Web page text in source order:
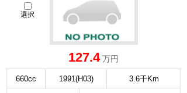
選択
127.4万円
660cc 1991(H03) 3.6千Km